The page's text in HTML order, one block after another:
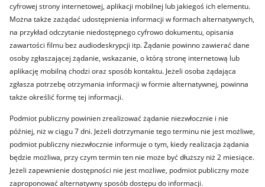
cyfrowej strony internetowej, aplikacji mobilnej lub jakiegoś ich elementu.
Można także zażądać udostępnienia informacji w formach alternatywnych,
na przykład odczytanie niedostępnego cyfrowo dokumentu, opisania
zawartości filmu bez audiodeskrypcji itp. Żądanie powinno zawierać dane
osoby zgłaszającej żądanie, wskazanie, o którą stronę internetową lub
aplikację mobilną chodzi oraz sposób kontaktu. Jeżeli osoba żądająca
zgłasza potrzebę otrzymania informacji w formie alternatywnej, powinna
także określić formę tej informacji.
Podmiot publiczny powinien zrealizować żądanie niezwłocznie i nie
później, niż w ciągu 7 dni. Jeżeli dotrzymanie tego terminu nie jest możliwe,
podmiot publiczny niezwłocznie informuje o tym, kiedy realizacja żądania
będzie możliwa, przy czym termin ten nie może być dłuższy niż 2 miesiące.
Jeżeli zapewnienie dostępności nie jest możliwe, podmiot publiczny może
zaproponować alternatywny sposób dostępu do informacji.